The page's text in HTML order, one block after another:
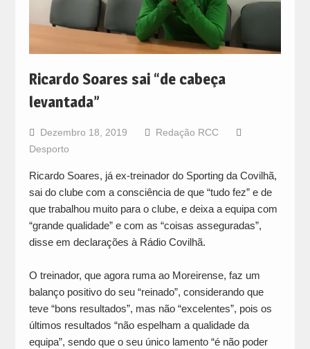
Ricardo Soares sai “de cabeça
levantada”
Dezembro 18, 2019
Redação RCC
Desporto
Ricardo Soares, já ex-treinador do Sporting da Covilhã,
sai do clube com a consciência de que “tudo fez” e de
que trabalhou muito para o clube, e deixa a equipa com
“grande qualidade” e com as “coisas asseguradas”,
disse em declarações à Rádio Covilhã.
O treinador, que agora ruma ao Moreirense, faz um
balanço positivo do seu “reinado”, considerando que
teve “bons resultados”, mas não “excelentes”, pois os
últimos resultados “não espelham a qualidade da
equipa”, sendo que o seu único lamento “é não poder